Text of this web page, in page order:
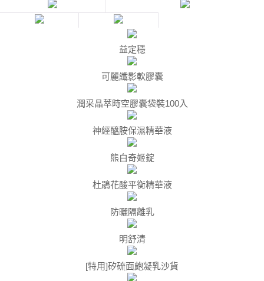
益定穩
可麗纖影軟膠囊
潤采晶萃時空膠囊袋裝100入
神經醯胺保濕精華液
熊白奇姬錠
杜鵑花酸平衡精華液
防曬隔離乳
明舒清
[特用]矽硫面皰凝乳沙貨